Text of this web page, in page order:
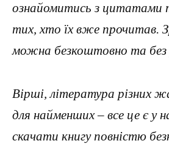
ознайомитись з цитатами
тих, хто їх вже прочитав.
можна безкоштовно та без
Вірші, література різних
для найменших – все це є у
скачати книгу повністю